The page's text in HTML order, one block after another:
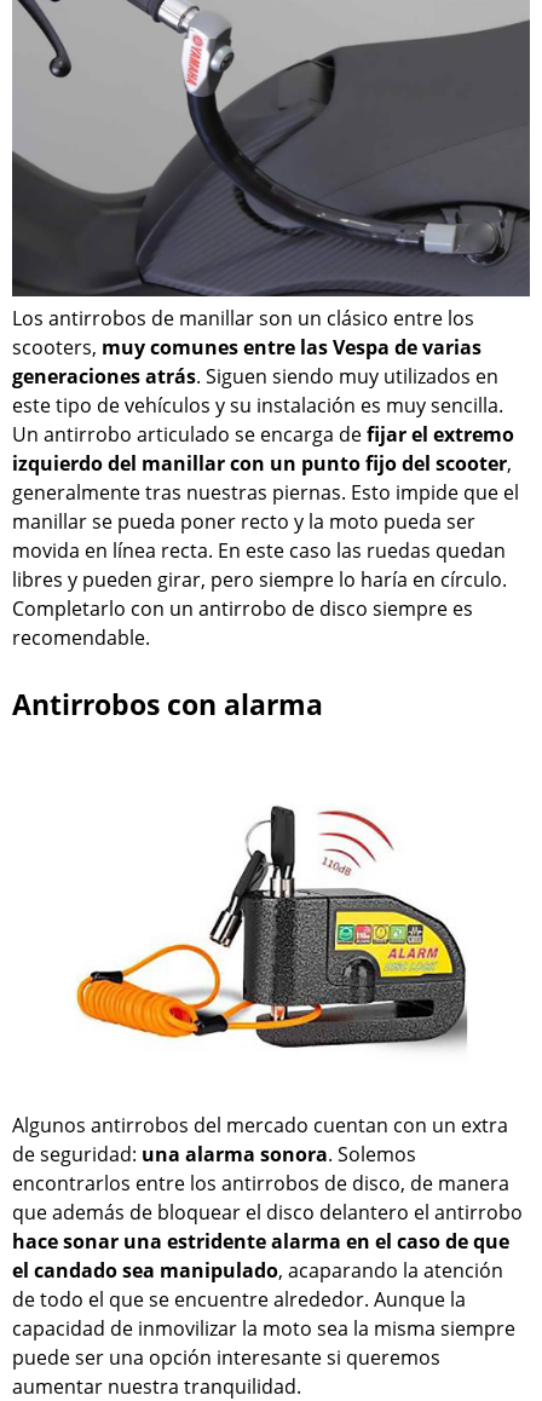
Los antirrobos de manillar son un clásico entre los
scooters, muy comunes entre las Vespa de varias
generaciones atrás. Siguen siendo muy utilizados en
este tipo de vehículos y su instalación es muy sencilla.
Un antirrobo articulado se encarga defijar el extremo
izquierdo del manillar con un punto fijo del scooter,
generalmente tras nuestras piernas. Esto impide que el
manillar se pueda poner recto y la moto pueda ser
movida en línea recta. En este caso las ruedas quedan
libres y pueden girar, pero siempre lo haría en círculo.
Completarlo con un antirrobo de disco siempre es
recomendable.
Antirrobos con alarma
Algunos antirrobos del mercado cuentan con un extra
de seguridad: una alarma sonora. Solemos
encontrarlos entre los antirrobos de disco, de manera
que además de bloquear el disco delantero el antirrobo
hace sonar una estridente alarma en el caso de que
el candado sea manipulado, acaparando la atención
de todo el que se encuentre alrededor. Aunque la
capacidad de inmovilizar la moto sea la misma siempre
puede ser una opción interesante si queremos
aumentar nuestra tranquilidad.